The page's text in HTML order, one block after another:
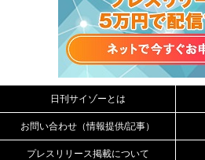
日刊サイゾーとは
お問い合わせ（情報提供/記事）
プレスリリース掲載について